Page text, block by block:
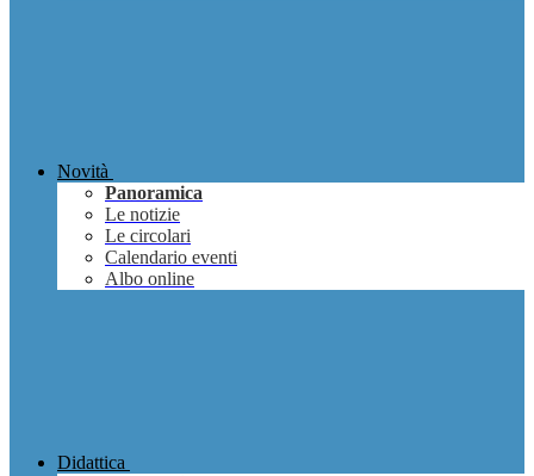
Novità
Panoramica
Le notizie
Le circolari
Calendario eventi
Albo online
Didattica